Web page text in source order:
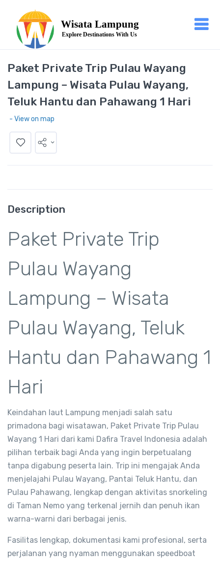
Paket Private Trip Pulau Wayang
Lampung – Wisata Pulau Wayang,
Teluk Hantu dan Pahawang 1 Hari
- View on map
Description
Paket Private Trip
Pulau Wayang
Lampung – Wisata
Pulau Wayang, Teluk
Hantu dan Pahawang 1
Hari
Keindahan laut Lampung menjadi salah satu
primadona bagi wisatawan, Paket Private Trip Pulau
Wayang 1 Hari dari kami Dafira Travel Indonesia adalah
pilihan terbaik bagi Anda yang ingin berpetualang
tanpa digabung peserta lain. Trip ini mengajak Anda
menjelajahi Pulau Wayang, Pantai Teluk Hantu, dan
Pulau Pahawang, lengkap dengan aktivitas snorkeling
di Taman Nemo yang terkenal jernih dan penuh ikan
warna-warni dari berbagai jenis.
Fasilitas lengkap, dokumentasi kami profesional, serta
perjalanan yang nyaman menggunakan speedboat